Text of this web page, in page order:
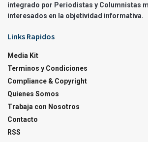
integrado por Periodistas y Columnistas
interesados en la objetividad informativa.
Links Rapidos
Media Kit
Terminos y Condiciones
Compliance & Copyright
Quienes Somos
Trabaja con Nosotros
Contacto
RSS